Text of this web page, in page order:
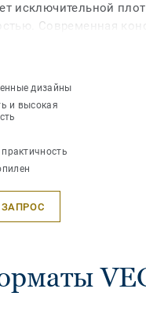
исключительной
Современная
стабильный внешний
палитра
выбрать ковер и
вашего интeрьера.
дизайны
и высокая